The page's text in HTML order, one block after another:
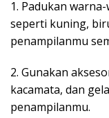
1. Padukan
seperti kuning,
penampilanmu
2. Gunakan
kacamata, dan
penampilanmu.